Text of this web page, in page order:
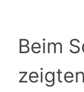
Beim